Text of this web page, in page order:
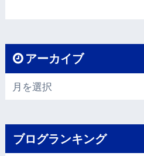
アーカイブ
ブログランキング